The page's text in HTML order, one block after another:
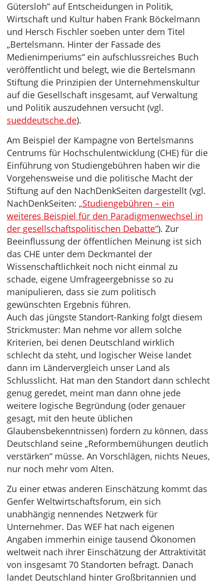
Gütersloh“ auf Entscheidungen in Politik,
Wirtschaft und Kultur haben Frank Böckelmann
und Hersch Fischler soeben unter dem Titel
„Bertelsmann. Hinter der Fassade des
Medienimperiums“ ein aufschlussreiches Buch
veröffentlicht und belegt, wie die Bertelsmann
Stiftung die Prinzipien der Unternehmenskultur
auf die Gesellschaft insgesamt, auf Verwaltung
und Politik auszudehnen versucht (vgl.
sueddeutsche.de).
Am Beispiel der Kampagne von Bertelsmanns
Centrums für Hochschulentwicklung (CHE) für die
Einführung von Studiengebühren haben wir die
Vorgehensweise und die politische Macht der
Stiftung auf den NachDenkSeiten dargestellt (vgl.
NachDenkSeiten: „Studiengebühren – ein
weiteres Beispiel für den Paradigmenwechsel in
der gesellschaftspolitischen Debatte“). Zur
Beeinflussung der öffentlichen Meinung ist sich
das CHE unter dem Deckmantel der
Wissenschaftlichkeit noch nicht einmal zu
schade, eigene Umfrageergebnisse so zu
manipulieren, dass sie zum politisch
gewünschten Ergebnis führen.
Auch das jüngste Standort-Ranking folgt diesem
Strickmuster: Man nehme vor allem solche
Kriterien, bei denen Deutschland wirklich
schlecht da steht, und logischer Weise landet
dann im Ländervergleich unser Land als
Schlusslicht. Hat man den Standort dann schlecht
genug geredet, meint man dann ohne jede
weitere logische Begründung (oder genauer
gesagt, mit den heute üblichen
Glaubensbekenntnissen) fordern zu können, dass
Deutschland seine „Reformbemühungen deutlich
verstärken“ müsse. An Vorschlägen, nichts Neues,
nur noch mehr vom Alten.
Zu einer etwas anderen Einschätzung kommt das
Genfer Weltwirtschaftsforum, ein sich
unabhängig nennendes Netzwerk für
Unternehmer. Das WEF hat nach eigenen
Angaben immerhin einige tausend Ökonomen
weltweit nach ihrer Einschätzung der Attraktivität
von insgesamt 70 Standorten befragt. Danach
landet Deutschland hinter Großbritannien und